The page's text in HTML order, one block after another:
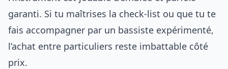
garanti. Si tu maîtrises la check-list ou que tu te
fais accompagner par un bassiste expérimenté,
l’achat entre particuliers reste imbattable côté
prix.